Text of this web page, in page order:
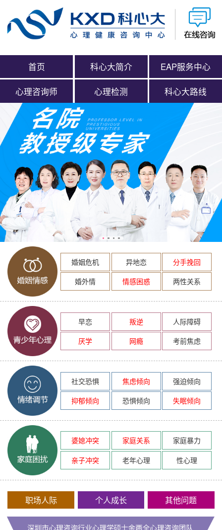
首页 科心大简介 EAP服务中心
心理咨询师 心理检测 科心大路线
婚姻危机 异地恋
分手挽回
婚外情
情感困惑 两性关系
早恋 叛逆
人际障碍
厌学
网瘾 考前焦虑
社交恐惧 焦虑倾向
强迫倾向
抑郁倾向
恐惧倾向 失眠倾向
婆媳冲突 家庭关系
家庭暴力
亲子冲突
老年心理 性心理
职场人际 个人成长 其他问题